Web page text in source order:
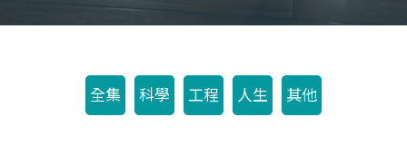
全集 科學 工程 人生 其他